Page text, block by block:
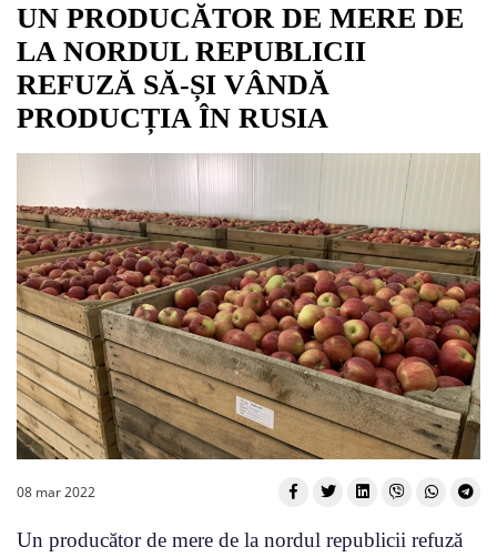
UN PRODUCĂTOR DE MERE DE
LA NORDUL REPUBLICII
REFUZĂ SĂ-ȘI VÂNDĂ
PRODUCȚIA ÎN RUSIA
08 mar 2022
Un producător de mere de la nordul republicii refuză